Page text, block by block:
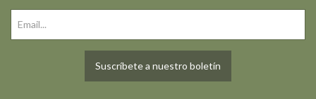
Suscríbete a nuestro boletín